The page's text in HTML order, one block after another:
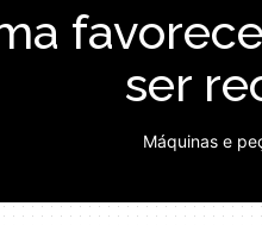
ser
Máquinas e